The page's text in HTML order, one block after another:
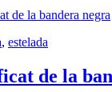
, estelada
de la